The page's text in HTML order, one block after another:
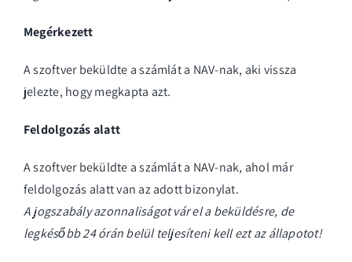
Megérkezett
A szoftver beküldte a számlát a NAV-nak, aki vissza
jelezte, hogy megkapta azt.
Feldolgozás alatt
A szoftver beküldte a számlát a NAV-nak, ahol már
feldolgozás alatt van az adott bizonylat.
A jogszabály azonnaliságot vár el a beküldésre, de
legkésőbb 24 órán belül teljesíteni kell ezt az állapotot!